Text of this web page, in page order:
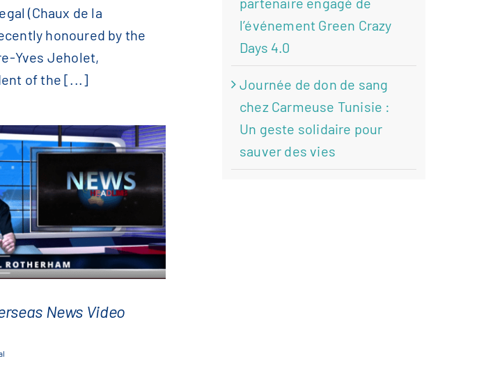
Visit to Senegal
(Chaux de la
honoured by the
Yves Jeholet,
of the [...]
News Video
l’événement Green Crazy
Days 4.0
Journée de don de sang
chez Carmeuse Tunisie :
Un geste solidaire pour
sauver des vies